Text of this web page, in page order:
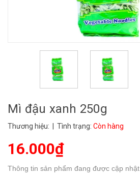
Mì đậu xanh 250g
Thương hiệu: | Tình trạng: Còn hàng
16.000₫
Thông tin sản phẩm đang được cập nhật